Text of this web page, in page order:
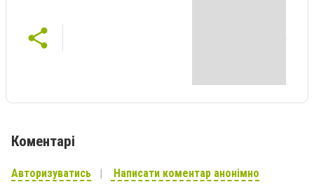
Коментарі
Авторизуватись Написати коментар анонімно